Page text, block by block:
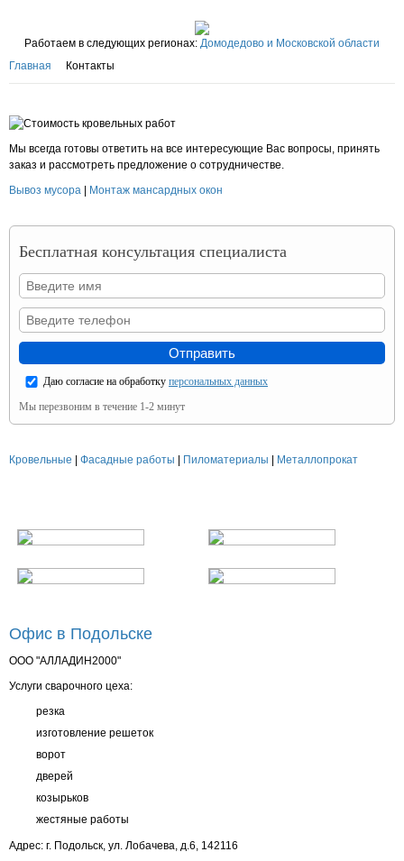
Работаем в следующих регионах: Домодедово и Московской области
Главная
Контакты
Мы всегда готовы ответить на все интересующие Вас вопросы, принять
заказ и рассмотреть предложение о сотрудничестве.
Вывоз мусора
Монтаж мансардных окон
Бесплатная консультация специалиста
Даю согласие на обработку персональных данных
Мы перезвоним в течение 1-2 минут
Кровельные Фасадные работы Пиломатериалы Металлопрокат
Офис в Подольске
ООО "АЛЛАДИН2000"
Услуги сварочного цеха:
резка
изготовление решеток
ворот
дверей
козырьков
жестяные работы
Адрес: г. Подольск, ул. Лобачева, д.6, 142116